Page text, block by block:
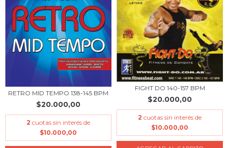
RETRO MID TEMPO 138-145 BPM
$20.000,00
2 cuotas sin interés de
$10.000,00
FIGHT DO 140-157 BPM
$20.000,00
2 cuotas sin interés de
$10.000,00